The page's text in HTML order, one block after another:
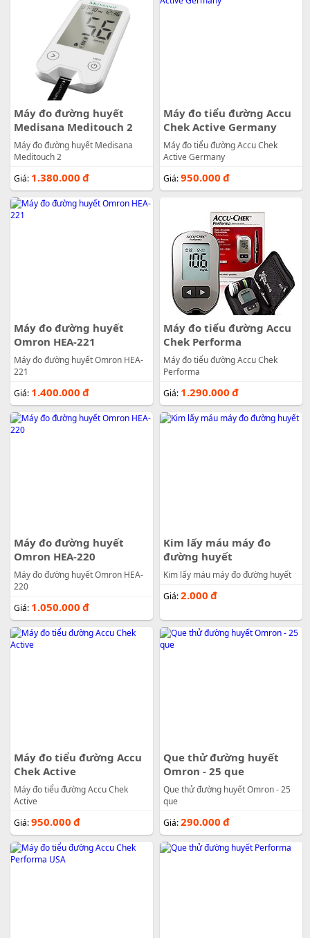
Máy đo đường huyết
Medisana Meditouch 2
Máy đo đường huyết Medisana
Meditouch 2
Giá: 1.380.000 đ
Máy đo tiểu đường Accu
Chek Active Germany
Máy đo tiểu đường Accu Chek
Active Germany
Giá:950.000 đ
Máy đo đường huyết
Omron HEA-221
Máy đo đường huyết Omron HEA-
221
Giá: 1.400.000 đ
Máy đo tiểu đường Accu
Chek Performa
Máy đo tiểu đường Accu Chek
Performa
Giá: 1.290.000 đ
Máy đo đường huyết
Omron HEA-220
Máy đo đường huyết Omron HEA-
220
Giá: 1.050.000 đ
Kim lấy máu máy đo
đường huyết
Kim lấy máu máy đo đường huyết
Giá:2.000 đ
Máy đo tiểu đường Accu
Chek Active
Máy đo tiểu đường Accu Chek
Active
Giá:950.000 đ
Que thử đường huyết
Omron - 25 que
Que thử đường huyết Omron - 25
que
Giá:290.000 đ